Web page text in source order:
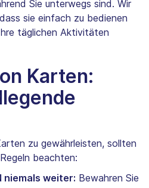
Sie unterwegs sind. Wir
sie einfach zu bedienen
täglichen Aktivitäten
Karten:
zu gewährleisten, sollten
beachten:
niemals weiter: Bewahren Sie